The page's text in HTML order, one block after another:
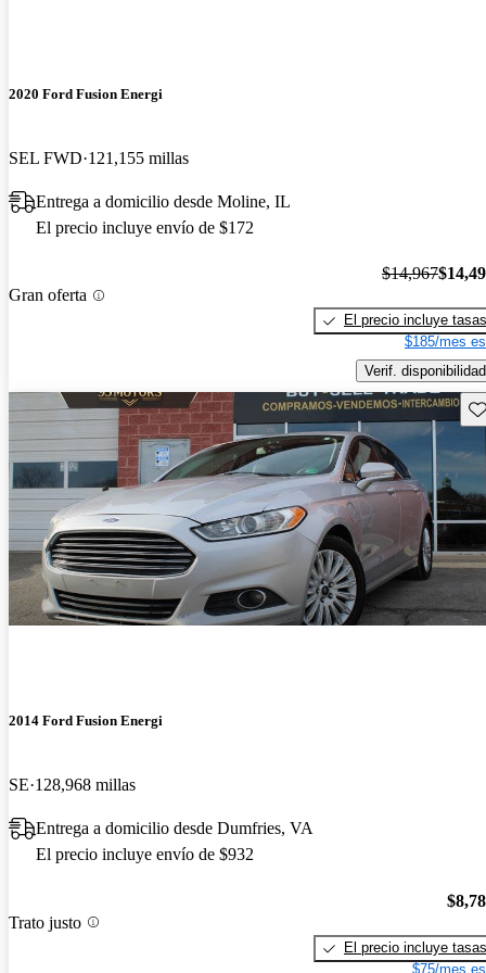
2020 Ford Fusion Energi
SEL FWD 121,155 millas
Entrega a domicilio desde Moline, IL
El precio incluye envío de $172
Gran oferta
$14,967
El precio incluye tasas
$185/mes
Verif. disponibilidad
2014 Ford Fusion Energi
SE 128,968 millas
Entrega a domicilio desde Dumfries, VA
El precio incluye envío de $932
Trato justo
El precio incluye tasas
$75/mes